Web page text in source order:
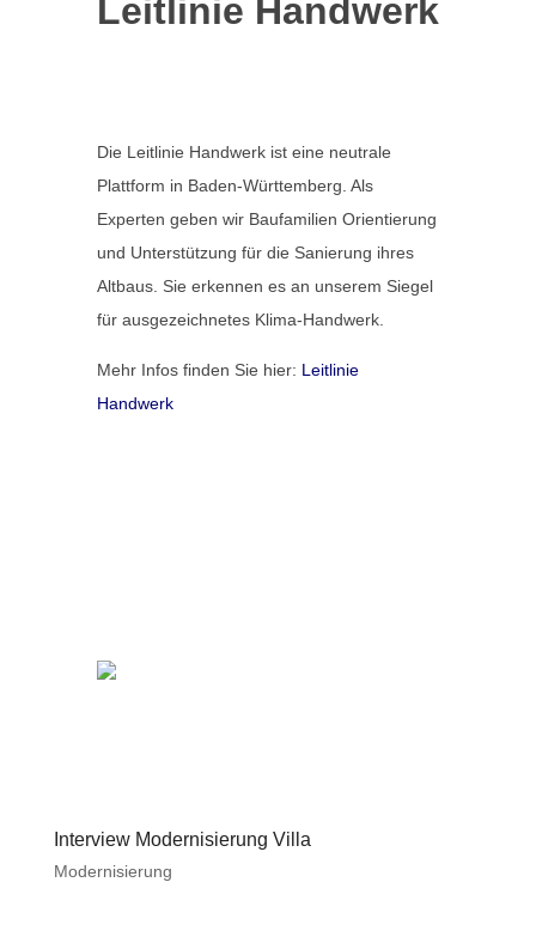
Leitlinie Handwerk
Die Leitlinie Handwerk ist eine neutrale
Plattform in Baden-Württemberg. Als
Experten geben wir Baufamilien Orientierung
und Unterstützung für die Sanierung ihres
Altbaus. Sie erkennen es an unserem Siegel
für ausgezeichnetes Klima-Handwerk.
Mehr Infos finden Sie hier: Leitlinie
Handwerk
Interview Modernisierung Villa
Modernisierung